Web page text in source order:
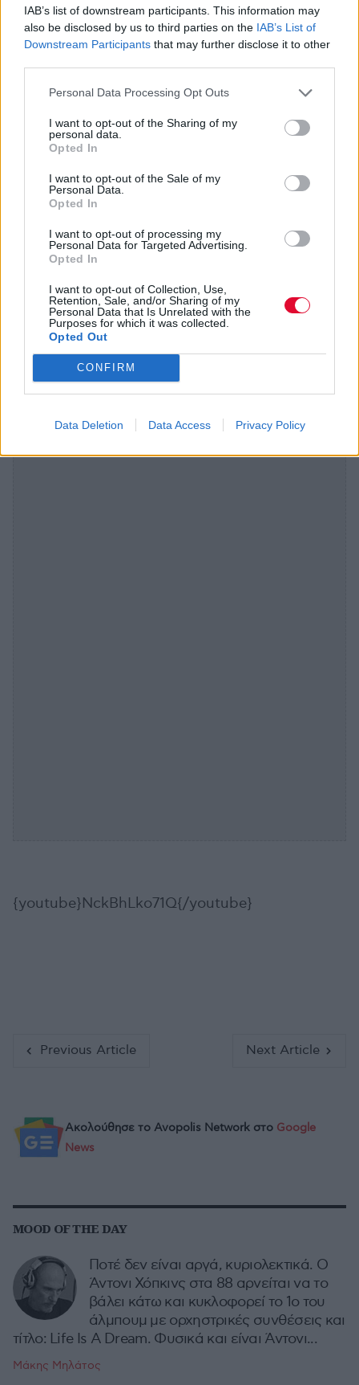
IAB’s list of downstream participants. This information may
also be disclosed by us to third parties on the IAB’s List of
Downstream Participants that may further disclose it to other
Personal Data Processing Opt Outs
I want to opt-out of the Sharing of my
personal data.
Opted In
I want to opt-out of the Sale of my
Personal Data.
Opted In
I want to opt-out of processing my
Personal Data for Targeted Advertising.
Opted In
I want to opt-out of Collection, Use,
Retention, Sale, and/or Sharing of my
Personal Data that Is Unrelated with the
Purposes for which it was collected.
Opted Out
CONFIRM
Data Deletion Data Access Privacy Policy
παράσταση η οποία υπερέβη με άνεση τις
προσδοκίες μου,μια παράσταση-βάλσαμο για
τις ανήσυχες μέρες που περνάμε. Μια
προσπάθεια που μου έφερε λυγμούς, καθώς
είδα στο κλείσιμο τη Λίνα Νικολακοπούλου να
τόση δα ελληνική σημαία, καθώς όλοι οι
συμμετέχοντες τραγουδούσαν: «
πρωί/ πρωτοσέλιδο σ’ εφημερίδα/ δεν θα πάει
η Ελλάδα κλαφτή
{youtube}NckBhLko71Q{/youtube}
Ακολούθησε το Avopolis Network στο Google
News
MOOD OF THE DAY
Ποτέ δεν είναι αργά, κυριολεκτικά. Ο
Άντονι Χόπκινς στα 88 αρνείται να το
βάλει κάτω και κυκλοφορεί το 1ο του
άλμπουμ με ορχηστρικές συνθέσεις και
τίτλο: Life Is A Dream. Φυσικά και είναι Άντονι...
Μάκης Μηλάτος
Previous Article Next Article